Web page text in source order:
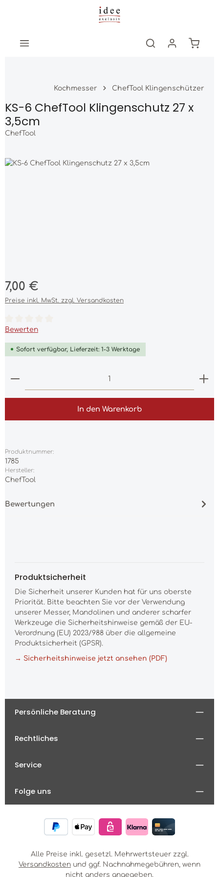
Zum Hauptinhalt springen
Kochmesser ChefTool Klingenschützer
KS-6 ChefTool Klingenschutz 27 x
3,5cm
ChefTool
Bildergalerie überspringen
Regulärer Preis:
7,00 €
Preise inkl. MwSt. zzgl. Versandkosten
Durchschnittliche Bewertung von 0 von 5 Sternen
Bewerten
Sofort verfügbar, Lieferzeit: 1-3 Werktage
Produkt Anzahl: Gib den gewünschten Wert
In den Warenkorb
Produktnummer:
1785
Hersteller:
ChefTool
Bewertungen
Produktsicherheit
Die Sicherheit unserer Kunden hat für uns oberste
Priorität. Bitte beachten Sie vor der Verwendung
unserer Messer, Mandolinen und anderer scharfer
Werkzeuge die Sicherheitshinweise gemäß der EU-
Verordnung (EU) 2023/988 über die allgemeine
Produktsicherheit (GPSR).
→ Sicherheitshinweise jetzt ansehen (PDF)
Persönliche Beratung
Rechtliches
Service
Folge uns
Alle Preise inkl. gesetzl. Mehrwertsteuer zzgl.
Versandkosten und ggf. Nachnahmegebühren, wenn
nicht anders angegeben.